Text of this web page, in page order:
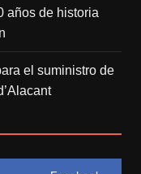
años de historia
el suministro de